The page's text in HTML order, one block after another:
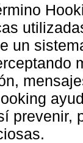
un
prevenir,